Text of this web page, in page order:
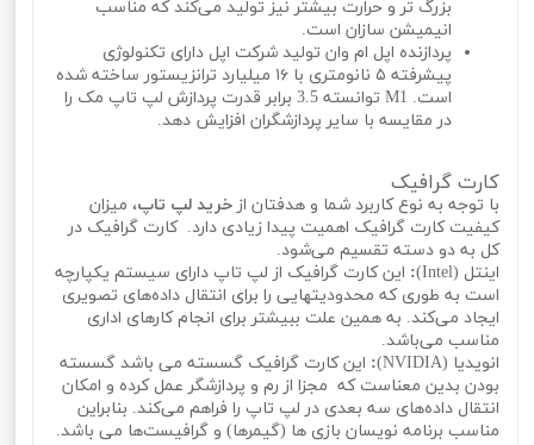
بزرگ تر و حرارت بیشتر نیز تولید می‌کند که مناسب
انیمیشن سازان است.
پردازنده اپل ام وان تولید شرکت اپل دارای تکنولوژی
پیشرفته ۵ نانومتری با ۱۶ میلیارد ترانزیستور ساخته شده
است. M1 توانسته 3.5 برابر قدرت پردازش لپ تاپ مک را
در مقایسه با سایر پردازشگران افزایش دهد.
کارت گرافیک
با توجه به نوع کاربرد شما و هدفتان از خرید لپ تاپ، میزان
کیفیت کارت گرافیک اهمیت پیدا زیادی دارد. کارت گرافیک در
کل به دو دسته تقسیم می‌شود.
اینتل (Intel)
: این کارت گرافیک از لپ تاپ دارای سیستم یکپارچه
است به طوری که محدودیتهایی را برای انتقال داده‌های تصویری
ایجاد می‌کند. به همین علت ببیشتر برای انجام کارهای اداری
مناسب می‌باشد.
انویدیا (NVIDIA)
: این کارت گرافیک گسسته می باشد گسسته
بودن بدین معناست که مجزا از رم و پردازشگر عمل کرده و امکان
انتقال داده‌های سه بعدی در لپ تاپ را فراهم می‌کند. بنابراین
مناسب برنامه نویسان بازی ها (گیمرها) و گرافیست‌ها می باشد.